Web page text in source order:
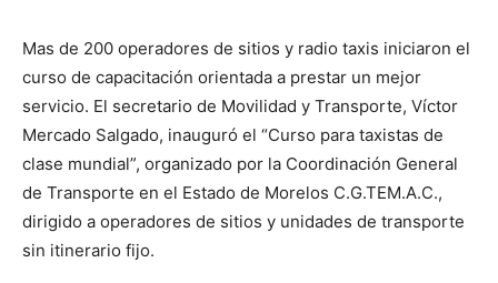
Mas de 200 operadores de sitios y radio taxis iniciaron el
curso de capacitación orientada a prestar un mejor
servicio. El secretario de Movilidad y Transporte, Víctor
Mercado Salgado, inauguró el “Curso para taxistas de
clase mundial”, organizado por la Coordinación General
de Transporte en el Estado de Morelos C.G.TEM.A.C.,
dirigido a operadores de sitios y unidades de transporte
sin itinerario fijo.